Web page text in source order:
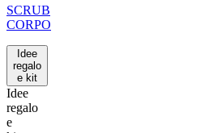
SCRUB
CORPO
Idee
regalo
e kit
Idee
regalo
e